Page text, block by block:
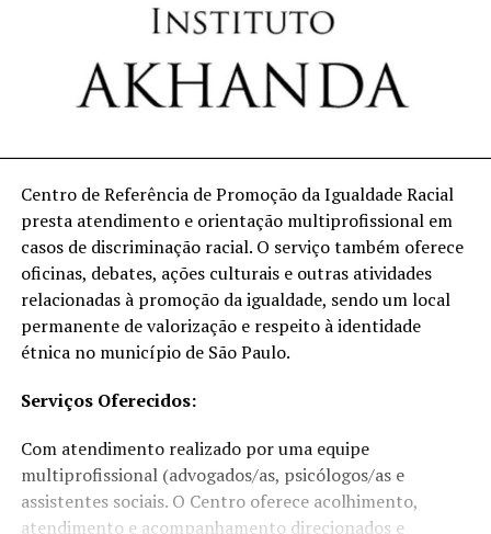
Centro de Referência de Promoção da Igualdade Racial
presta atendimento e orientação multiprofissional em
casos de discriminação racial. O serviço também oferece
oficinas, debates, ações culturais e outras atividades
relacionadas à promoção da igualdade, sendo um local
permanente de valorização e respeito à identidade
étnica no município de São Paulo.
Serviços Oferecidos:
Com atendimento realizado por uma equipe
multiprofissional (advogados/as, psicólogos/as e
assistentes sociais. O Centro oferece acolhimento,
atendimento e acompanhamento direcionados e